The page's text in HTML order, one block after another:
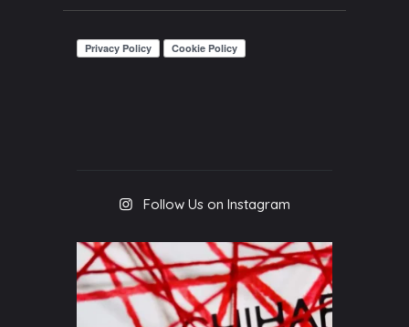
Follow Us on Instagram